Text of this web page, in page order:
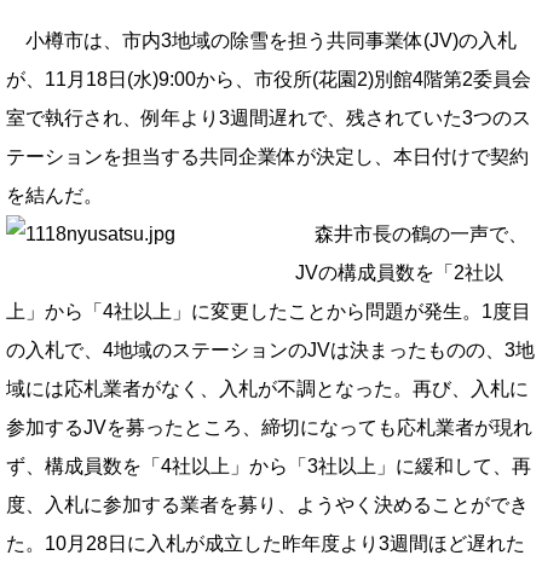
小樽市は、市内3地域の除雪を担う共同事業体(JV)の入札
が、11月18日(水)9:00から、市役所(花園2)別館4階第2委員会
室で執行され、例年より3週間遅れで、残されていた3つのス
テーションを担当する共同企業体が決定し、本日付けで契約
を結んだ。
森井市長の鶴の一声で、
JVの構成員数を「2社以
上」から「4社以上」に変更したことから問題が発生。1度目
の入札で、4地域のステーションのJVは決まったものの、3地
域には応札業者がなく、入札が不調となった。再び、入札に
参加するJVを募ったところ、締切になっても応札業者が現れ
ず、構成員数を「4社以上」から「3社以上」に緩和して、再
度、入札に参加する業者を募り、ようやく決めることができ
た。10月28日に入札が成立した昨年度より3週間ほど遅れた